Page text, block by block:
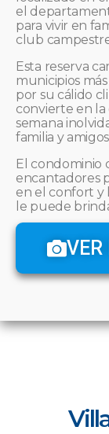
el
para vivir en
club
Esta reserva
municipios
por su cálido
convierte en la
semana
familia y
El condominio
encantadores
en el confort y
le puede
VER